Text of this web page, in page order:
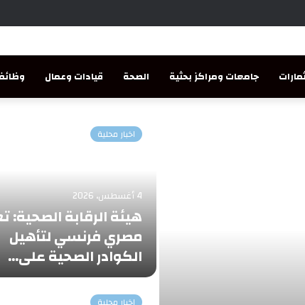
جامعات ومراكز بحثية الصحة قيادات وعمال
اخبار محلية
4 أغسطس، 2026
هيئة الرقابة الصحية:
مصري فرنسي لتأهيل
الكوادر الصحية على…